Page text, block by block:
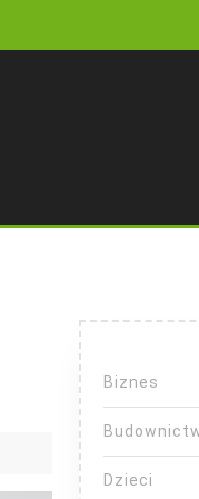
Biznes
Dzieci